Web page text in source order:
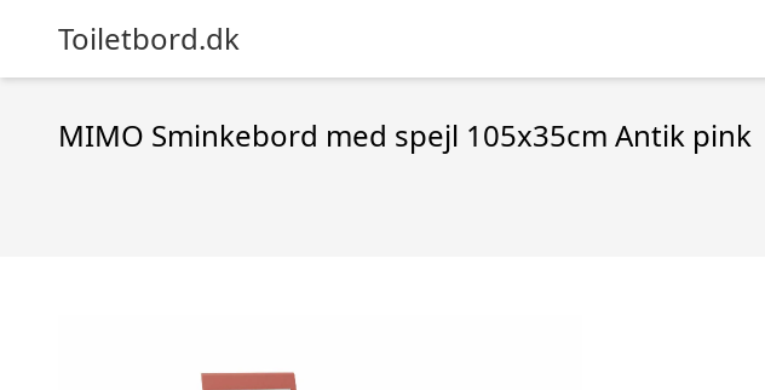
Toiletbord.dk
MIMO Sminkebord med spejl 105x35cm Antik pink